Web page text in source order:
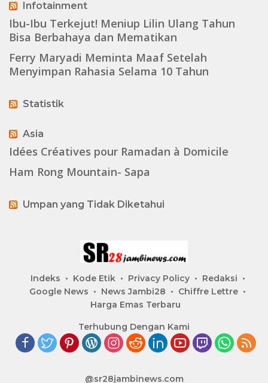
Infotainment
Ibu-Ibu Terkejut! Meniup Lilin Ulang Tahun
Bisa Berbahaya dan Mematikan
Ferry Maryadi Meminta Maaf Setelah
Menyimpan Rahasia Selama 10 Tahun
Statistik
Asia
Idées Créatives pour Ramadan à Domicile
Ham Rong Mountain- Sapa
Umpan yang Tidak Diketahui
Indeks Kode Etik Privacy Policy
Redaksi
Google News
News Jambi28
Chiffre Lettre
Harga Emas Terbaru
Terhubung Dengan Kami
@sr28jambinews.com